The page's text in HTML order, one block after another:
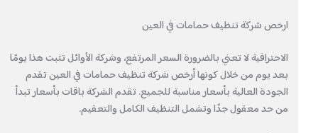
ارخص شركة تنظيف حمامات في العين
الاحترافية لا تعني بالضرورة السعر المرتفع، وشركة الأوائل تثبت هذا يومًا
بعد يوم من خلال كونها أرخص شركة تنظيف حمامات في العين تقدم
الجودة العالية بأسعار مناسبة للجميع. تقدم الشركة باقات بأسعار تبدأ
من حد معقول جدًا وتشمل التنظيف الكامل والتعقيم.